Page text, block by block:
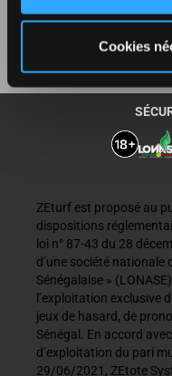
Cookies
ZEturf est proposé au
dispositions
loi n° 87-43 du 28
d’une société nationale
Sénégalaise »
l’exploitation exclusive
jeux de hasard, de
Sénégal. En accord
d’exploitation du pari
29/06/2021, ZEtote